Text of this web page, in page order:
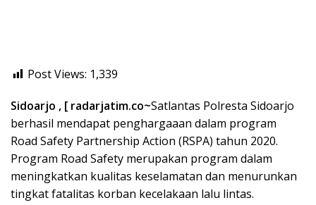
Post Views: 1,339
Sidoarjo , [ radarjatim.co~Satlantas Polresta Sidoarjo
berhasil mendapat penghargaaan dalam program
Road Safety Partnership Action (RSPA) tahun 2020.
Program Road Safety merupakan program dalam
meningkatkan kualitas keselamatan dan menurunkan
tingkat fatalitas korban kecelakaan lalu lintas.